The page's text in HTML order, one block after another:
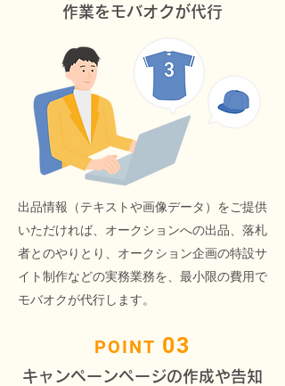
作業をモバオクが代行
出品情報（テキストや画像データ）をご提供
いただければ、オークションへの出品、落札
者とのやりとり、オークション企画の特設サ
イト制作などの実務業務を、最小限の費用で
モバオクが代行します。
POINT 03
キャンペーンページの作成や告知